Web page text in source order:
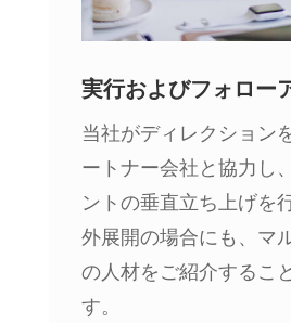
実行およびフォロー
当社がディレクション
ートナー会社と協力し
ントの垂直立ち上げを
外展開の場合にも、マ
の人材をご紹介するこ
す。